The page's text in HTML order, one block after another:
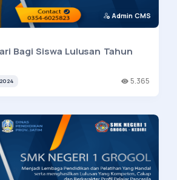
Admin CMS
Bagi Siswa Lulusan Tahun
5.365